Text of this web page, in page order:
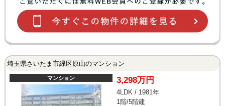
埼玉県さいたま市緑区原山のマンション
マンション 3,298万円
4LDK / 1981年
1階/5階建